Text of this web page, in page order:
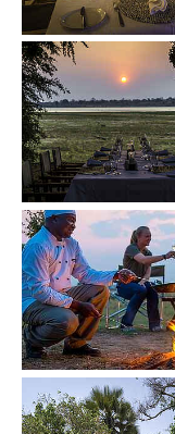
Show larger version
Show larger version
Show larger version